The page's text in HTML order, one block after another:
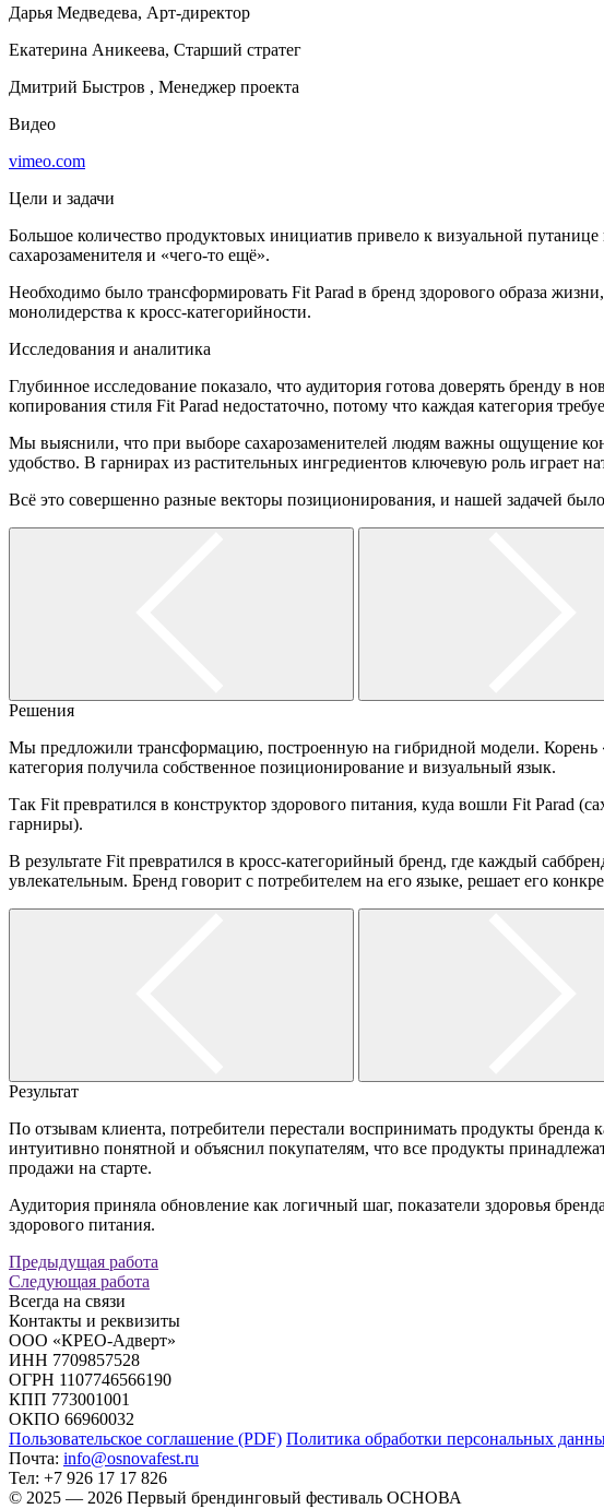
Дарья Медведева, Арт-директор
Екатерина Аникеева, Старший стратег
Дмитрий Быстров , Менеджер проекта
Видео
vimeo.com
Цели и задачи
Большое количество продуктовых инициатив привело к визуальной
сахарозаменителя и «чего-то ещё».
Необходимо было трансформировать Fit Parad в бренд здорового образа
монолидерства к кросс-категорийности.
Исследования и аналитика
Глубинное исследование показало, что аудитория готова доверять бренду в
копирования стиля Fit Parad недостаточно, потому что каждая категория
Мы выяснили, что при выборе сахарозаменителей людям важны ощущение
удобство. В гарнирах из растительных ингредиентов ключевую роль играет
Всё это совершенно разные векторы позиционирования, и нашей задачей
Решения
Мы предложили трансформацию, построенную на гибридной модели. Корень
категория получила собственное позиционирование и визуальный язык.
Так Fit превратился в конструктор здорового питания, куда вошли Fit Parad
гарниры).
В результате Fit превратился в кросс-категорийный бренд, где каждый
увлекательным. Бренд говорит с потребителем на его языке, решает его
Результат
По отзывам клиента, потребители перестали воспринимать продукты
интуитивно понятной и объяснил покупателям, что все продукты
продажи на старте.
Аудитория приняла обновление как логичный шаг, показатели здоровья
здорового питания.
Предыдущая работа
Следующая работа
Всегда на связи
Контакты и реквизиты
ООО «КРЕО‐Адверт»
ИНН 7709857528
ОГРН 1107746566190
КПП 773001001
ОКПО 66960032
Пользовательское соглашение (PDF) Политика обработки персональных
Почта: info@osnovafest.ru
Тел: +7 926 17 17 826
© 2025 — 2026 Первый брендинговый фестиваль ОСНОВА